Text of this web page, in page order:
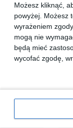
Możesz kliknąć,
powyżej. Możesz
wyrażeniem
mogą nie
będą mieć
wycofać zgodę,